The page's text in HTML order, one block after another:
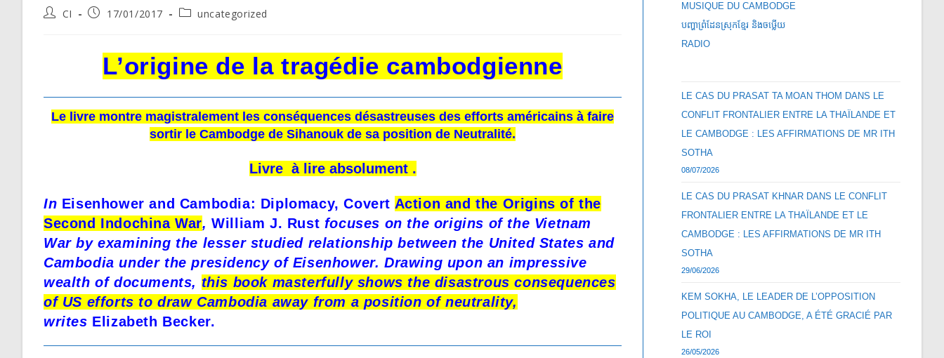
PostCI
Post17/01/2017
Postuncategorized
L’origine de la tragédie cambodgienne
Le livre montre magistralement les conséquences désastreuses des efforts américains à faire
sortir le Cambodge de Sihanouk de sa position de Neutralité.
Livre à lire absolument .
In Eisenhower and Cambodia: Diplomacy, Covert Action and the Origins of the
Second Indochina War,William J. Rust focuses on the origins of the Vietnam
War by examining the lesser studied relationship between the United States and
Cambodia under the presidency of Eisenhower. Drawing upon an impressive
wealth of documents, this book masterfully shows the disastrous consequences
of US efforts to draw Cambodia away from a position of neutrality,
writes Elizabeth Becker.
MUSIQUE DU CAMBODGE
បញ្ហាព្រំដែនស្រុកខ្មែរ និងចឞ្លើយ
RADIO
LE CAS DU PRASAT TA MOAN THOM DANS LE
CONFLIT FRONTALIER ENTRE LA THAÏLANDE ET
LE CAMBODGE : LES AFFIRMATIONS DE MR ITH
SOTHA
08/07/2026
LE CAS DU PRASAT KHNAR DANS LE CONFLIT
FRONTALIER ENTRE LA THAÏLANDE ET LE
CAMBODGE : LES AFFIRMATIONS DE MR ITH
SOTHA
29/06/2026
KEM SOKHA, LE LEADER DE L’OPPOSITION
POLITIQUE AU CAMBODGE, A ÉTÉ GRACIÉ PAR
LE ROI
26/05/2026